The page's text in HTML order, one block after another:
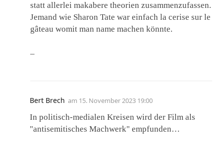
statt allerlei makabere theorien zusammenzufassen.
Jemand wie Sharon Tate war einfach la cerise sur le
gâteau womit man name machen könnte.
–
Bert Brech am 15. November 2023 19:00
In politisch-medialen Kreisen wird der Film als
"antisemitisches Machwerk" empfunden…